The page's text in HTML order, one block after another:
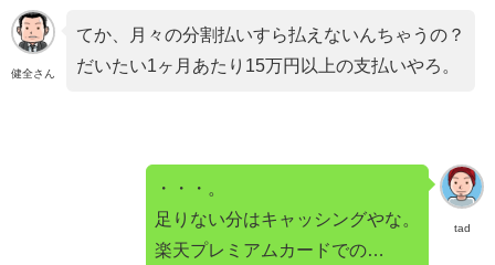
健全さん
てか、月々の分割払いすら払えないんちゃうの？
だいたい1ヶ月あたり15万円以上の支払いやろ。
tad
・・・。
足りない分はキャッシングやな。
楽天プレミアムカードでの…